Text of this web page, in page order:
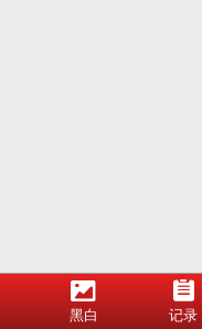
黑白 记录